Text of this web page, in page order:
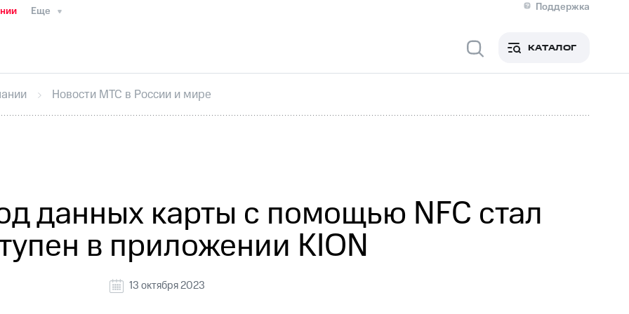
Еще
Поддержка
Медиа-центр
ИнтервьюФинансовая отчетностьКонтактыНовости в регионе
секретарьРаскрытие информации
кабинет акционераАкционерный капиталКонтроль и аудитРынок акций
КАТАЛОГ
Новости МТС в России и мире
данных карты с помощью NFC стал
в приложении KION
13 октября 2023